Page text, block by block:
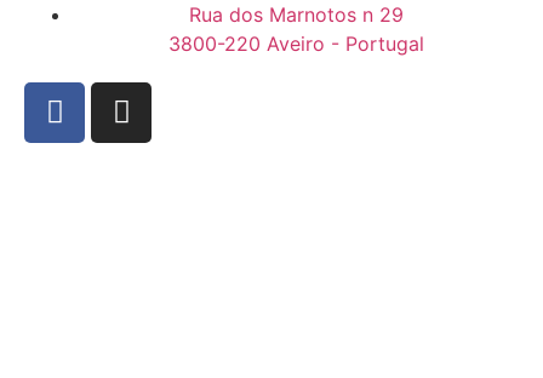
Rua dos Marnotos n 29
3800-220 Aveiro - Portugal